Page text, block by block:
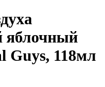
яблочный
Guys, 118мл